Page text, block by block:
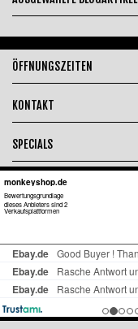
ÖFFNUNGSZEITEN
KONTAKT
SPECIALS